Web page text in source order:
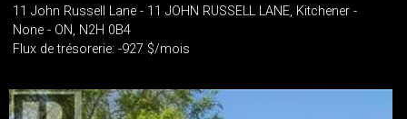
11 John Russell Lane - 11 JOHN RUSSELL LANE, Kitchener -
None - ON, N2H 0B4
Flux de trésorerie: -927 $/mois